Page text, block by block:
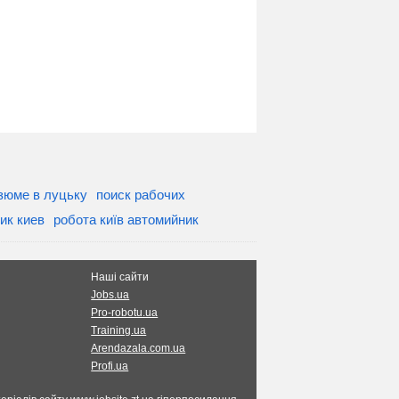
в луцьку
поиск рабочих
киев робота київ автомийник
Наші сайти
Jobs.ua
Pro-robotu.ua
Training.ua
Arendazala.com.ua
Profi.ua